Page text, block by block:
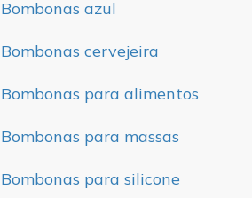
Bombonas azul
Bombonas cervejeira
Bombonas para alimentos
Bombonas para massas
Bombonas para silicone